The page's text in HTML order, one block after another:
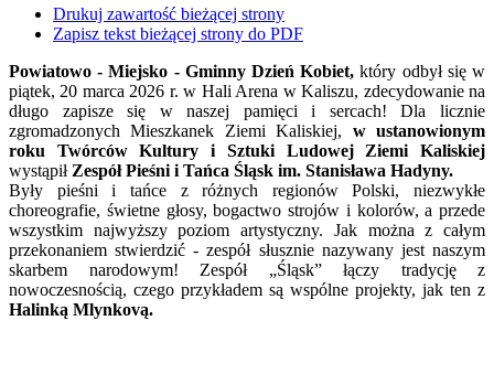
Drukuj zawartość bieżącej strony
Zapisz tekst bieżącej strony do PDF
Powiatowo - Miejsko - Gminny Dzień Kobiet, który odbył się w
piątek, 20 marca 2026 r. w Hali Arena w Kaliszu, zdecydowanie na
długo zapisze się w naszej pamięci i sercach! Dla licznie
zgromadzonych Mieszkanek Ziemi Kaliskiej, w ustanowionym
roku Twórców Kultury i Sztuki Ludowej Ziemi Kaliskiej
wystąpił Zespół Pieśni i Tańca Śląsk im. Stanisława Hadyny.
Były pieśni i tańce z różnych regionów Polski, niezwykłe
choreografie, świetne głosy, bogactwo strojów i kolorów, a przede
wszystkim najwyższy poziom artystyczny. Jak można z całym
przekonaniem stwierdzić - zespół słusznie nazywany jest naszym
skarbem narodowym! Zespół „Śląsk” łączy tradycję z
nowoczesnością, czego przykładem są wspólne projekty, jak ten z
Halinką Mlynkovą.